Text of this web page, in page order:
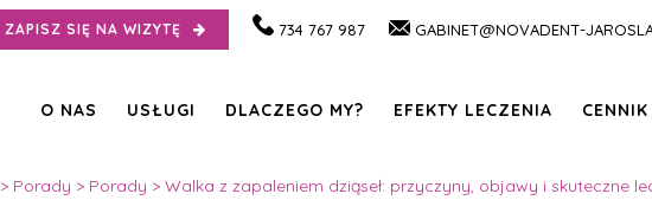
ZAPISZ SIĘ NA WIZYTĘ 734 767 987 GABINET@NOVADENT-
O NAS USŁUGI DLACZEGO MY? EFEKTY LECZENIA CENNIK
> Porady > Porady > Walka z zapaleniem dziąseł: przyczyny, objawy i skuteczne